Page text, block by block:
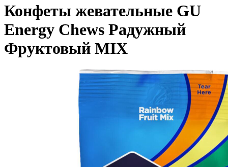
Конфеты жевательные GU
Energy Chews Радужный
Фруктовый MIX